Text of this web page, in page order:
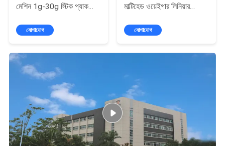
মেশিন 1g-30g স্টিক প্যাক
মেশিনযোগাযোগ
মাল্টিহেড ওয়েইগার লিনিয়ার
পাউচ প্যাকিংয়ের জন্য
যোগাযোগ